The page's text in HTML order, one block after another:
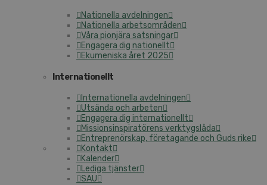
Nationella avdelningen
Nationella arbetsområden
Våra pionjära satsningar
Engagera dig nationellt
Ekumeniska året 2025
Internationellt
Internationella avdelningen
Utsända och arbeten
Engagera dig internationellt
Missionsinspiratörens verktygslåda
Entreprenörskap, företagande och Guds rike
Kontakt
Kalender
Lediga tjänster
SAU